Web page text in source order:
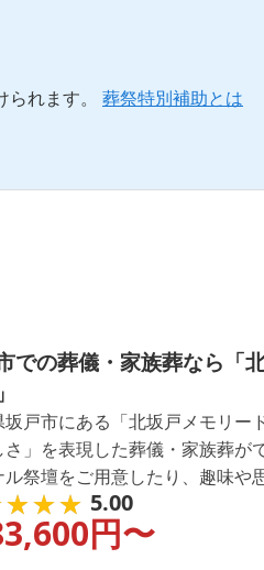
れます。 葬祭特別補助とは
での葬儀・家族葬なら「
坂戸市にある「北坂戸メモリー
さ」を表現した葬儀・家族葬が
ル祭壇をご用意したり、趣味や
画一的でない、心に残るお別れ
5.00
円〜